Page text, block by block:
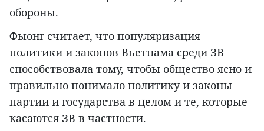
обороны.
Фыонг считает, что популяризация
политики и законов Вьетнама среди ЗВ
способствовала тому, чтобы общество ясно и
правильно понимало политику и законы
партии и государства в целом и те, которые
касаются ЗВ в частности.